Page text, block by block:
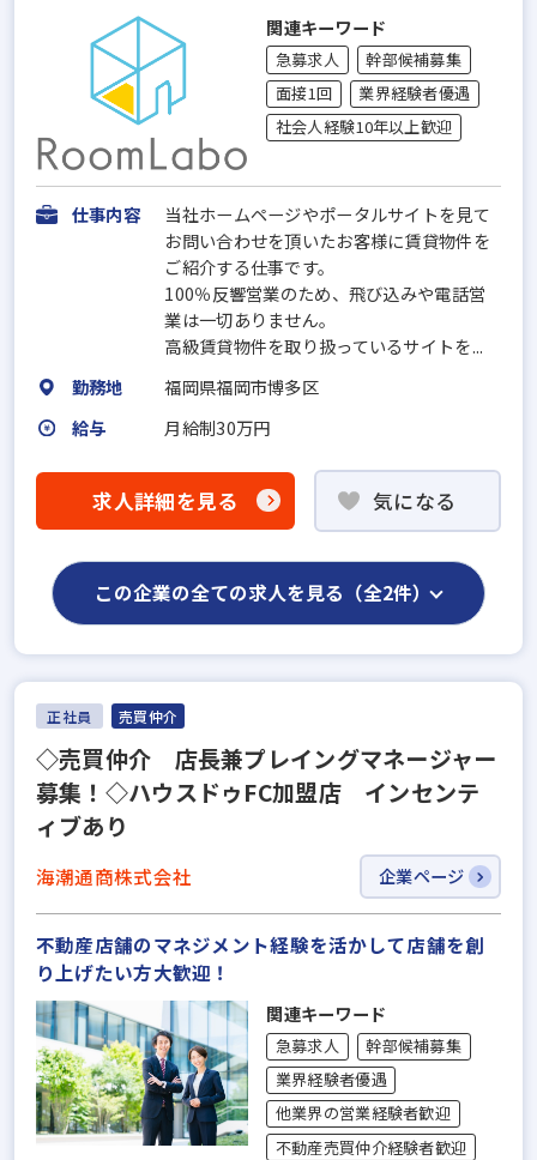
関連キーワード
急募求人
幹部候補募集
面接1回
業界経験者優遇
社会人経験10年以上歓迎
仕事内容
当社ホームページやポータルサイトを見て
お問い合わせを頂いたお客様に賃貸物件を
ご紹介する仕事です。
100％反響営業のため、飛び込みや電話営
業は一切ありません。
高級賃貸物件を取り扱っているサイトを...
勤務地
福岡県福岡市博多区
給与
月給制30万円
求人詳細を見る 気になる
この企業の全ての求人を見る（全2件）
正社員 売買仲介
◇売買仲介 店長兼プレイングマネージャー
募集！◇ハウスドゥFC加盟店 インセンテ
ィブあり
海潮通商株式会社 企業ページ
不動産店舗のマネジメント経験を活かして店舗を創
り上げたい方大歓迎！
関連キーワード
急募求人
幹部候補募集
業界経験者優遇
他業界の営業経験者歓迎
不動産売買仲介経験者歓迎